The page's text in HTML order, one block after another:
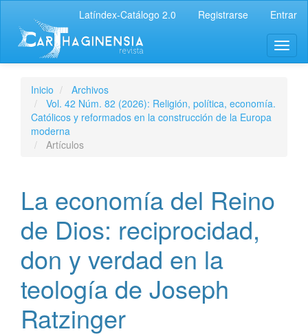
Latíndex-Catálogo 2.0 Registrarse Entrar
Inicio
Archivos
Vol. 42 Núm. 82 (2026): Religión, política, economía.
Católicos y reformados en la construcción de la Europa
moderna
Artículos
La economía del Reino
de Dios: reciprocidad,
don y verdad en la
teología de Joseph
Ratzinger